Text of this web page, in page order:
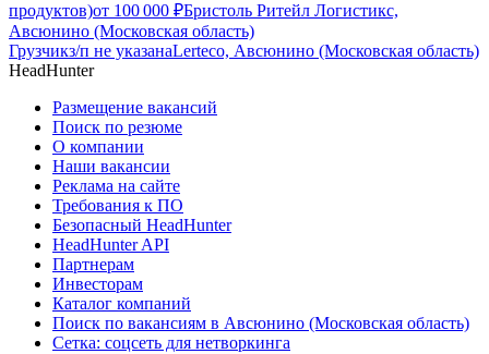
продуктов)от 100 000 ₽Бристоль Ритейл Логистикс,
Авсюнино (Московская область)
Грузчикз/п не указанаLerteco, Авсюнино (Московская область)
HeadHunter
Размещение вакансий
Поиск по резюме
О компании
Наши вакансии
Реклама на сайте
Требования к ПО
Безопасный HeadHunter
HeadHunter API
Партнерам
Инвесторам
Каталог компаний
Поиск по вакансиям в Авсюнино (Московская область)
Сетка: соцсеть для нетворкинга